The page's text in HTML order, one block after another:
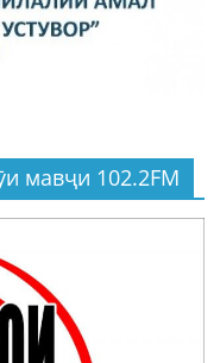
мавҷи 102.2FM